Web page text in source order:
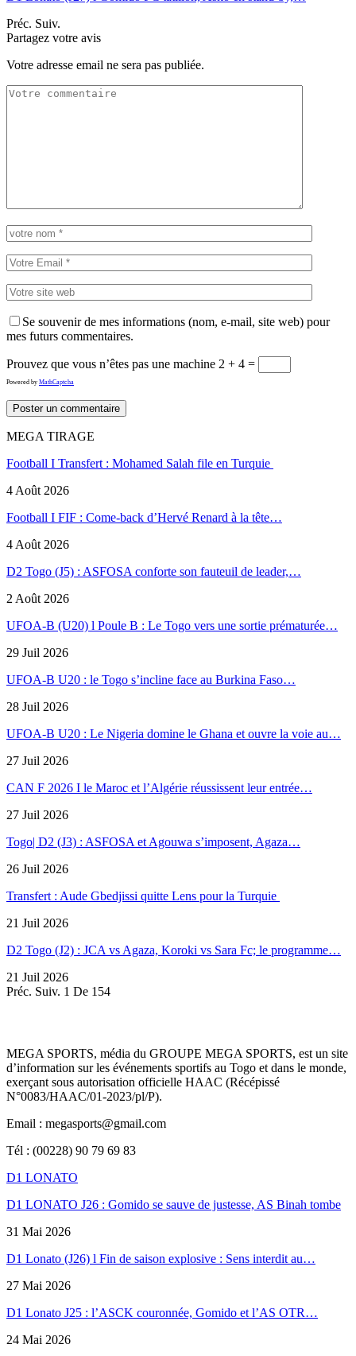
Préc. Suiv.
Partagez votre avis
Votre adresse email ne sera pas publiée.
Se souvenir de mes informations (nom, e-mail, site web) pour
mes futurs commentaires.
Prouvez que vous n’êtes pas une machine 2 + 4 =
Powered by MathCaptcha
MEGA TIRAGE
Football I Transfert : Mohamed Salah file en Turquie
4 Août 2026
Football I FIF : Come-back d’Hervé Renard à la tête…
4 Août 2026
D2 Togo (J5) : ASFOSA conforte son fauteuil de leader,…
2 Août 2026
UFOA-B (U20) l Poule B : Le Togo vers une sortie prématurée…
29 Juil 2026
UFOA-B U20 : le Togo s’incline face au Burkina Faso…
28 Juil 2026
UFOA-B U20 : Le Nigeria domine le Ghana et ouvre la voie au…
27 Juil 2026
CAN F 2026 I le Maroc et l’Algérie réussissent leur entrée…
27 Juil 2026
Togo| D2 (J3) : ASFOSA et Agouwa s’imposent, Agaza…
26 Juil 2026
Transfert : Aude Gbedjissi quitte Lens pour la Turquie
21 Juil 2026
D2 Togo (J2) : JCA vs Agaza, Koroki vs Sara Fc; le programme…
21 Juil 2026
Préc. Suiv. 1 De 154
MEGA SPORTS, média du GROUPE MEGA SPORTS, est un site
d’information sur les événements sportifs au Togo et dans le monde,
exerçant sous autorisation officielle HAAC (Récépissé
N°0083/HAAC/01-2023/pl/P).
Email : megasports@gmail.com
Tél : (00228) 90 79 69 83
D1 LONATO
D1 LONATO J26 : Gomido se sauve de justesse, AS Binah tombe
31 Mai 2026
D1 Lonato (J26) l Fin de saison explosive : Sens interdit au…
27 Mai 2026
D1 Lonato J25 : l’ASCK couronnée, Gomido et l’AS OTR…
24 Mai 2026